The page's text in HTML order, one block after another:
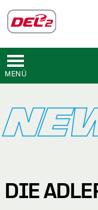
MENÜ
DIE